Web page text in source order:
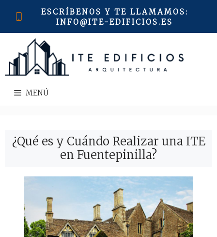
ESCRÍBENOS Y TE LLAMAMOS:
INFO@ITE-EDIFICIOS.ES
MENÚ
¿Qué es y Cuándo Realizar una ITE
en Fuentepinilla?